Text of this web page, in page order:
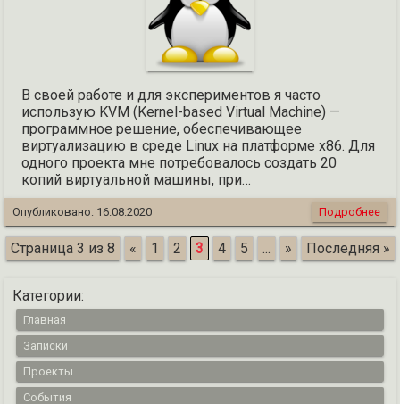
В своей работе и для экспериментов я часто
использую KVM (Kernel-based Virtual Machine) —
программное решение, обеспечивающее
виртуализацию в среде Linux на платформе x86. Для
одного проекта мне потребовалось создать 20
копий виртуальной машины, при…
Опубликовано: 16.08.2020 Подробнее
Страница 3 из 8 « 1 2 3 4 5 ... » Последняя »
Категории:
Главная
Записки
Проекты
События